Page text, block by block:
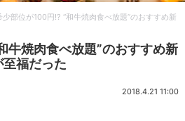
少部位が100円!? “和牛焼肉食べ放題”のおすすめ新
牛焼肉食べ放題”のおすすめ新
福だった
2018.4.21 11:00